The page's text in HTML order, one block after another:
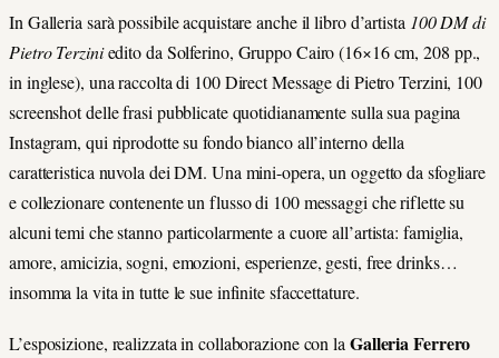
In Galleria sarà possibile acquistare anche il libro d’artista 100 DM di
Pietro Terziniedito da Solferino, Gruppo Cairo (16×16 cm, 208 pp.,
in inglese), una raccolta di 100 Direct Message di Pietro Terzini, 100
screenshot delle frasi pubblicate quotidianamente sulla sua pagina
Instagram, qui riprodotte su fondo bianco all’interno della
caratteristica nuvola dei DM. Una mini-opera, un oggetto da sfogliare
e collezionare contenente un flusso di 100 messaggi che riflette su
alcuni temi che stanno particolarmente a cuore all’artista: famiglia,
amore, amicizia, sogni, emozioni, esperienze, gesti, free drinks…
insomma la vita in tutte le sue infinite sfaccettature.
L’esposizione, realizzata in collaborazione con la Galleria Ferrero